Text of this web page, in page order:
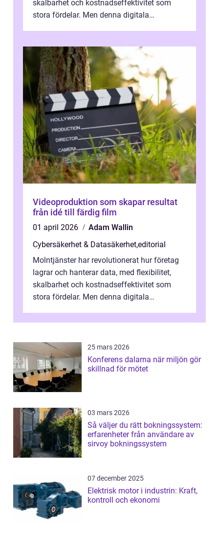
skalbarhet och kostnadseffektivitet som
stora fördelar. Men denna digitala
Videoproduktion som skapar resultat
från idé till färdig film
01 april 2026
Adam Wallin
Cybersäkerhet & Datasäkerhet,editorial
Molntjänster har revolutionerat hur företag
lagrar och hanterar data, med flexibilitet,
skalbarhet och kostnadseffektivitet som
stora fördelar. Men denna digitala
25 mars 2026
Konferens dalarna när miljön gör
skillnad för mötet
03 mars 2026
Så väljer du rätt bokningssystem:
erfarenheter från användare av
sirvoy bokningssystem
07 december 2025
Elektrisk motor i industrin: Kraft,
kontroll och ekonomi